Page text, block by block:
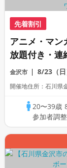
先着割引
アニメ・マ
放題付き・連
アニメ好きコ
大歓迎☆
金沢市 8/23（日
開催地住所：石川
20〜39歳
参加者調